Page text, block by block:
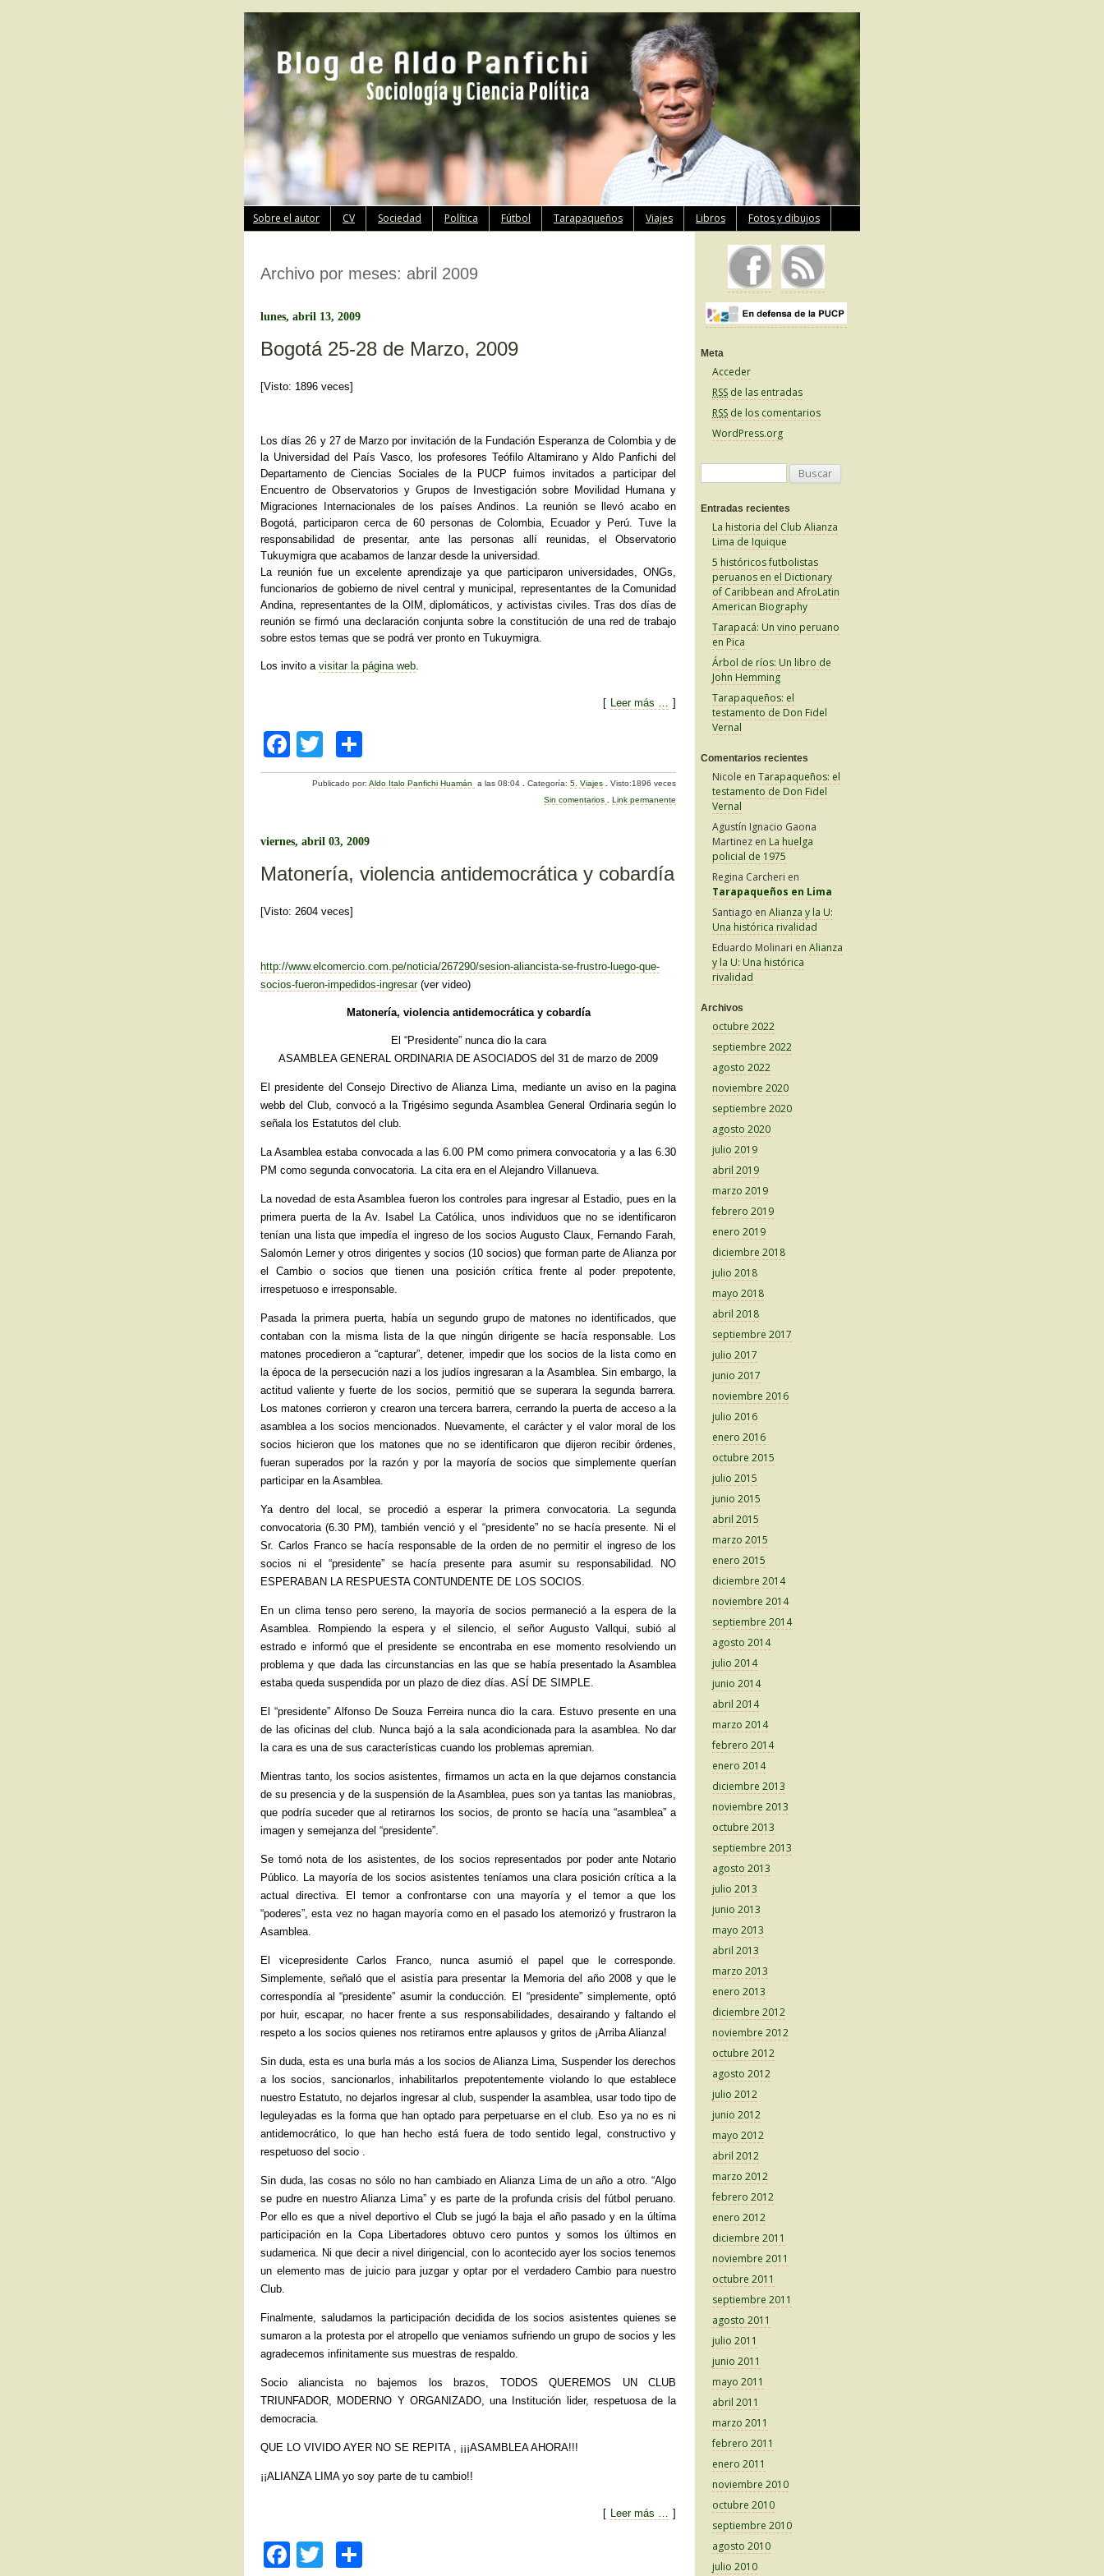
Ir
al
contenido
Sobre el autor CV Sociedad Política Fútbol Tarapaqueños Viajes Libros Fotos y dibujos
Archivo por meses: abril 2009
lunes, abril 13, 2009
Bogotá 25-28 de Marzo, 2009
[Visto: 1896 veces]
Los días 26 y 27 de Marzo por invitación de la Fundación Esperanza de Colombia y de
la Universidad del País Vasco, los profesores Teófilo Altamirano y Aldo Panfichi del
Departamento de Ciencias Sociales de la PUCP fuimos invitados a participar del
Encuentro de Observatorios y Grupos de Investigación sobre Movilidad Humana y
Migraciones Internacionales de los países Andinos. La reunión se llevó acabo en
Bogotá, participaron cerca de 60 personas de Colombia, Ecuador y Perú. Tuve la
responsabilidad de presentar, ante las personas allí reunidas, el Observatorio
Tukuymigra que acabamos de lanzar desde la universidad.
La reunión fue un excelente aprendizaje ya que participaron universidades, ONGs,
funcionarios de gobierno de nivel central y municipal, representantes de la Comunidad
Andina, representantes de la OIM, diplomáticos, y activistas civiles. Tras dos días de
reunión se firmó una declaración conjunta sobre la constitución de una red de trabajo
sobre estos temas que se podrá ver pronto en Tukuymigra.
Los invito a visitar la página web
[ Leer más … ]
F
a
b
o
o
wi o
m
ar
tir
Publicado por:Aldo Italo Panfichi Huamán a las 08:04 .Categoría:5. Viajes
Visto:1896 veces
Sin comentarios
Link permanente
viernes, abril 03, 2009
Matonería, violencia antidemocrática y cobardía
[Visto: 2604 veces]
http://www.elcomercio.com.pe/noticia/267290/sesion-aliancista-se-frustro-luego-que-
socios-fueron-impedidos-ingresar(ver video)
Matonería, violencia antidemocrática y cobardía
El “Presidente” nunca dio la cara
ASAMBLEA GENERAL ORDINARIA DE ASOCIADOS del 31 de marzo de 2009
El presidente del Consejo Directivo de Alianza Lima, mediante un aviso en la pagina
webb del Club, convocó a la Trigésimo segunda Asamblea General Ordinaria según lo
señala los Estatutos del club.
La Asamblea estaba convocada a las 6.00 PM como primera convocatoria y a las 6.30
PM como segunda convocatoria. La cita era en el Alejandro Villanueva.
La novedad de esta Asamblea fueron los controles para ingresar al Estadio, pues en la
primera puerta de la Av. Isabel La Católica, unos individuos que no se identificaron
tenían una lista que impedía el ingreso de los socios Augusto Claux, Fernando Farah,
Salomón Lerner y otros dirigentes y socios (10 socios) que forman parte de Alianza por
el Cambio o socios que tienen una posición crítica frente al poder prepotente,
irrespetuoso e irresponsable.
Pasada la primera puerta, había un segundo grupo de matones no identificados, que
contaban con la misma lista de la que ningún dirigente se hacía responsable. Los
matones procedieron a “capturar”, detener, impedir que los socios de la lista como en
la época de la persecución nazi a los judíos ingresaran a la Asamblea. Sin embargo, la
actitud valiente y fuerte de los socios, permitió que se superara la segunda barrera.
Los matones corrieron y crearon una tercera barrera, cerrando la puerta de acceso a la
asamblea a los socios mencionados. Nuevamente, el carácter y el valor moral de los
socios hicieron que los matones que no se identificaron que dijeron recibir órdenes,
fueran superados por la razón y por la mayoría de socios que simplemente querían
participar en la Asamblea.
Ya dentro del local, se procedió a esperar la primera convocatoria. La segunda
convocatoria (6.30 PM), también venció y el “presidente” no se hacía presente. Ni el
Sr. Carlos Franco se hacía responsable de la orden de no permitir el ingreso de los
socios ni el “presidente” se hacía presente para asumir su responsabilidad. NO
ESPERABAN LA RESPUESTA CONTUNDENTE DE LOS SOCIOS.
En un clima tenso pero sereno, la mayoría de socios permaneció a la espera de la
Asamblea. Rompiendo la espera y el silencio, el señor Augusto Vallqui, subió al
estrado e informó que el presidente se encontraba en ese momento resolviendo un
problema y que dada las circunstancias en las que se había presentado la Asamblea
estaba queda suspendida por un plazo de diez días. ASÍ DE SIMPLE.
El “presidente” Alfonso De Souza Ferreira nunca dio la cara. Estuvo presente en una
de las oficinas del club. Nunca bajó a la sala acondicionada para la asamblea. No dar
la cara es una de sus características cuando los problemas apremian.
Mientras tanto, los socios asistentes, firmamos un acta en la que dejamos constancia
de su presencia y de la suspensión de la Asamblea, pues son ya tantas las maniobras,
que podría suceder que al retirarnos los socios, de pronto se hacía una “asamblea” a
imagen y semejanza del “presidente”.
Se tomó nota de los asistentes, de los socios representados por poder ante Notario
Público. La mayoría de los socios asistentes teníamos una clara posición crítica a la
actual directiva. El temor a confrontarse con una mayoría y el temor a que los
“poderes”, esta vez no hagan mayoría como en el pasado los atemorizó y frustraron la
Asamblea.
El vicepresidente Carlos Franco, nunca asumió el papel que le corresponde.
Simplemente, señaló que el asistía para presentar la Memoria del año 2008 y que le
correspondía al “presidente” asumir la conducción. El “presidente” simplemente, optó
por huir, escapar, no hacer frente a sus responsabilidades, desairando y faltando el
respeto a los socios quienes nos retiramos entre aplausos y gritos de ¡Arriba Alianza!
Sin duda, esta es una burla más a los socios de Alianza Lima, Suspender los derechos
a los socios, sancionarlos, inhabilitarlos prepotentemente violando lo que establece
nuestro Estatuto, no dejarlos ingresar al club, suspender la asamblea, usar todo tipo de
leguleyadas es la forma que han optado para perpetuarse en el club. Eso ya no es ni
antidemocrático, lo que han hecho está fuera de todo sentido legal, constructivo y
respetuoso del socio .
Sin duda, las cosas no sólo no han cambiado en Alianza Lima de un año a otro. “Algo
se pudre en nuestro Alianza Lima” y es parte de la profunda crisis del fútbol peruano.
Por ello es que a nivel deportivo el Club se jugó la baja el año pasado y en la última
participación en la Copa Libertadores obtuvo cero puntos y somos los últimos en
sudamerica. Ni que decir a nivel dirigencial, con lo acontecido ayer los socios tenemos
un elemento mas de juicio para juzgar y optar por el verdadero Cambio para nuestro
Club.
Finalmente, saludamos la participación decidida de los socios asistentes quienes se
sumaron a la protesta por el atropello que veniamos sufriendo un grupo de socios y les
agradecemos infinitamente sus muestras de respaldo.
Socio aliancista no bajemos los brazos, TODOS QUEREMOS UN CLUB
TRIUNFADOR, MODERNO Y ORGANIZADO, una Institución lider, respetuosa de la
democracia.
QUE LO VIVIDO AYER NO SE REPITA , ¡¡¡ASAMBLEA AHORA!!!
¡¡ALIANZA LIMA yo soy parte de tu cambio!!
[ Leer más … ]
F
Meta
Acceder
RSS de las entradas
RSS de los comentarios
WordPress.org
sEntradas recientes
La historia del Club Alianza
Lima de Iquique
5 históricos futbolistas
peruanos en el Dictionary
of Caribbean and AfroLatin
American Biography
Tarapacá: Un vino peruano
en Pica
Árbol de ríos: Un libro de
John Hemming
Tarapaqueños: el
testamento de Don Fidel
Vernal
Comentarios recientes
Nicole enTarapaqueños: el
testamento de Don Fidel
Vernal
Agustín Ignacio Gaona
Martinez en La huelga
policial de 1975
Regina Carcheri en
Tarapaqueños en Lima
Santiago enAlianza y la U:
Una histórica rivalidad
Eduardo Molinari enAlianza
y la U: Una histórica
rivalidad
Archivos
octubre 2022
septiembre 2022
agosto 2022
noviembre 2020
septiembre 2020
agosto 2020
julio 2019
abril 2019
marzo 2019
febrero 2019
enero 2019
diciembre 2018
julio 2018
mayo 2018
abril 2018
septiembre 2017
julio 2017
junio 2017
noviembre 2016
julio 2016
enero 2016
octubre 2015
julio 2015
junio 2015
abril 2015
marzo 2015
enero 2015
diciembre 2014
noviembre 2014
septiembre 2014
agosto 2014
julio 2014
junio 2014
abril 2014
marzo 2014
febrero 2014
enero 2014
diciembre 2013
noviembre 2013
octubre 2013
septiembre 2013
agosto 2013
julio 2013
junio 2013
mayo 2013
abril 2013
marzo 2013
enero 2013
diciembre 2012
noviembre 2012
octubre 2012
agosto 2012
julio 2012
junio 2012
mayo 2012
abril 2012
marzo 2012
febrero 2012
enero 2012
diciembre 2011
noviembre 2011
octubre 2011
septiembre 2011
agosto 2011
julio 2011
junio 2011
mayo 2011
abril 2011
marzo 2011
febrero 2011
enero 2011
noviembre 2010
octubre 2010
septiembre 2010
agosto 2010
julio 2010